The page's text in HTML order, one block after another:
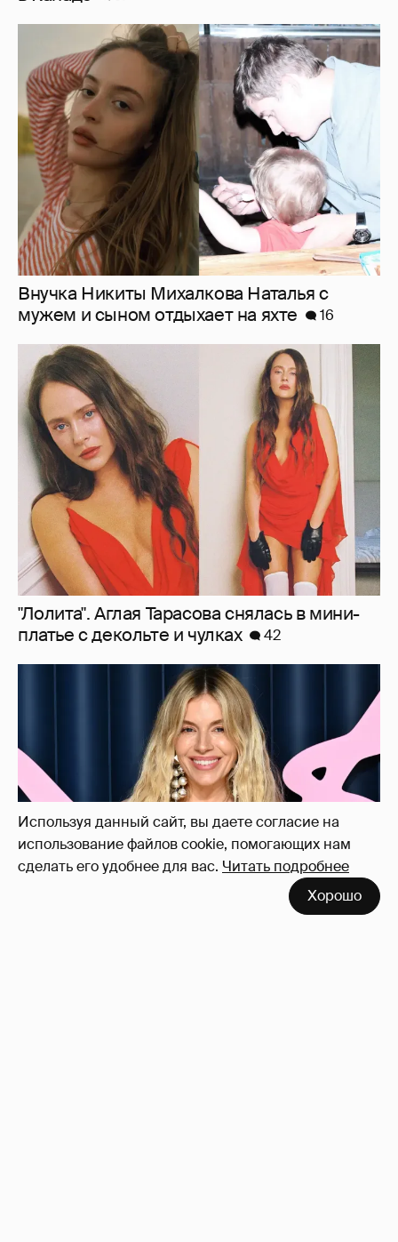
Используя данный сайт, вы даете согласие на
использование файлов cookie, помогающих нам
сделать его удобнее для вас. Читать подробнее
Хорошо
Внучка Никиты Михалкова Наталья с
мужем и сыном отдыхает на яхте
"Лолита". Аглая Тарасова снялась в мини-
платье с декольте и чулках
42
Сиенна Миллер раскрыла пол третьего
ребёнка и показала редкие фото с детьми